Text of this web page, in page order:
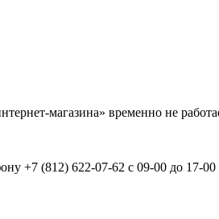
магазина» временно не
+7 (812) 622-07-62 с 09-00 до 17-